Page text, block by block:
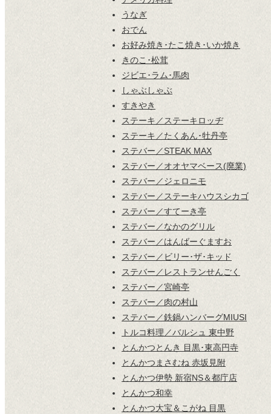
うなぎ
おでん
お好み焼き･たこ焼き･いか焼き
きのこ･松茸
ジビエ･ラム･馬肉
しゃぶしゃぶ
すきやき
ステーキ／ステーキロッヂ
ステーキ／たくあん･牡丹亭
ステバー／STEAK MAX
ステバー／オオヤマベース(廃業)
ステバー／ジェロニモ
ステバー／ステーキハウスシカゴ
ステバー／すてーき亭
ステバー／なかのグリル
ステバー／はんばーぐますお
ステバー／ビリー･ザ･キッド
ステバー／レストランせんごく
ステバー／宮崎亭
ステバー／肉の村山
ステバー／鉄鍋ハンバーグMIUSI
トルコ料理／バルシュ 東中野
とんかつとんき 目黒･東高円寺
とんかつまさむね 赤坂見附
とんかつ伊勢 新宿NS＆都庁店
とんかつ和幸
とんかつ大宝＆こがね 目黒